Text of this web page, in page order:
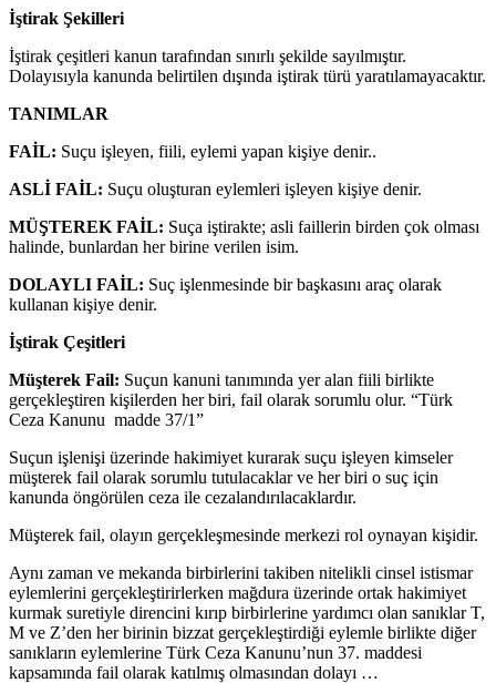
İştirak Şekilleri
İştirak çeşitleri kanun tarafından sınırlı şekilde sayılmıştır.
Dolayısıyla kanunda belirtilen dışında iştirak türü yaratılamayacaktır.
TANIMLAR
FAİL: Suçu işleyen, fiili, eylemi yapan kişiye denir..
ASLİ FAİL: Suçu oluşturan eylemleri işleyen kişiye denir.
MÜŞTEREK FAİL: Suça iştirakte; asli faillerin birden çok olması
halinde, bunlardan her birine verilen isim.
DOLAYLI FAİL: Suç işlenmesinde bir başkasını araç olarak
kullanan kişiye denir.
İştirak Çeşitleri
Müşterek Fail: Suçun kanuni tanımında yer alan fiili birlikte
gerçekleştiren kişilerden her biri, fail olarak sorumlu olur. “Türk
Ceza Kanunu madde 37/1”
Suçun işlenişi üzerinde hakimiyet kurarak suçu işleyen kimseler
müşterek fail olarak sorumlu tutulacaklar ve her biri o suç için
kanunda öngörülen ceza ile cezalandırılacaklardır.
Müşterek fail, olayın gerçekleşmesinde merkezi rol oynayan kişidir.
Aynı zaman ve mekanda birbirlerini takiben nitelikli cinsel istismar
eylemlerini gerçekleştirirlerken mağdura üzerinde ortak hakimiyet
kurmak suretiyle direncini kırıp birbirlerine yardımcı olan sanıklar T,
M ve Z’den her birinin bizzat gerçekleştirdiği eylemle birlikte diğer
sanıkların eylemlerine Türk Ceza Kanunu’nun 37. maddesi
kapsamında fail olarak katılmış olmasından dolayı …